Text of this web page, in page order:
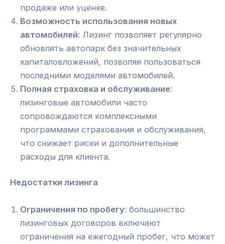
продаже или уценке.
Возможность использования новых
автомобилей: Лизинг позволяет регулярно
обновлять автопарк без значительных
капиталовложений, позволяя пользоваться
последними моделями автомобилей.
Полная страховка и обслуживание:
лизинговые автомобили часто
сопровождаются комплексными
программами страхования и обслуживания,
что снижает риски и дополнительные
расходы для клиента.
Недостатки лизинга
Ограничения по пробегу: большинство
лизинговых договоров включают
ограничения на ежегодный пробег, что может